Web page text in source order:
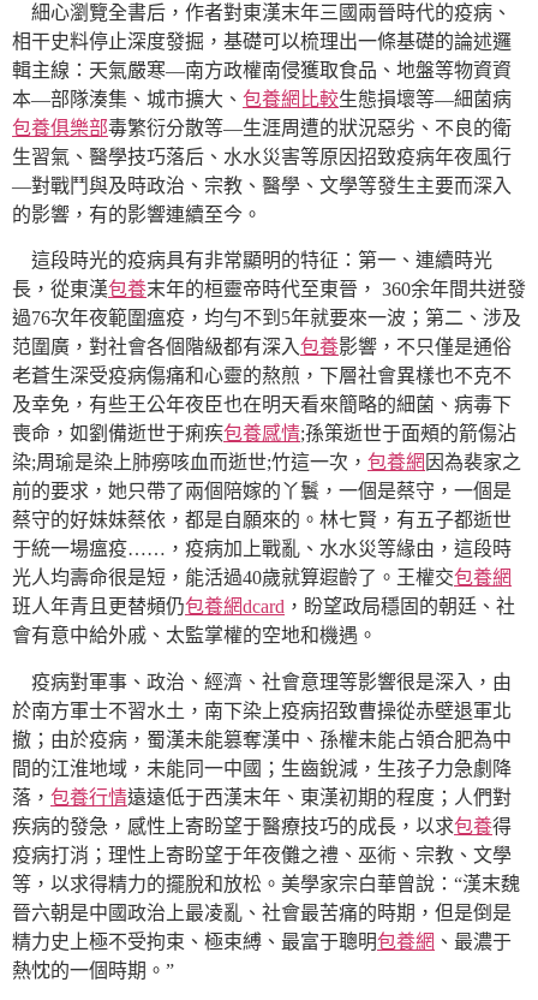
細心瀏覽全書后，作者對東漢末年三國兩晉時代的疫病、
相干史料停止深度發掘，基礎可以梳理出一條基礎的論述邏
輯主線：天氣嚴寒—南方政權南侵獲取食品、地盤等物資資
本—部隊湊集、城市擴大、 包養網比較生態損壞等—細菌病
包養俱樂部毒繁衍分散等—生涯周遭的狀況惡劣、不良的衛
生習氣、醫學技巧落后、水水災害等原因招致疫病年夜風行
—對戰鬥與及時政治、宗教、醫學、文學等發生主要而深入
的影響，有的影響連續至今。
這段時光的疫病具有非常顯明的特征：第一、連續時光
長，從東漢包養末年的桓靈帝時代至東晉， 360余年間共迸發
過76次年夜範圍瘟疫，均勻不到5年就要來一波；第二、涉及
范圍廣，對社會各個階級都有深入包養影響，不只僅是通俗
老蒼生深受疫病傷痛和心靈的熬煎，下層社會異樣也不克不
及幸免，有些王公年夜臣也在明天看來簡略的細菌、病毒下
喪命，如劉備逝世于痢疾包養感情;孫策逝世于面頰的箭傷沾
染;周瑜是染上肺癆咳血而逝世;竹這一次， 包養網 因為裴家之
前的要求，她只帶了兩個陪嫁的丫鬟，一個是蔡守，一個是
蔡守的好妹妹蔡依，都是自願來的。林七賢，有五子都逝世
于統一場瘟疫……，疫病加上戰亂、水水災等緣由，這段時
光人均壽命很是短，能活過40歲就算遐齡了。王權交包養網
班人年青且更替頻仍包養網dcard ，盼望政局穩固的朝廷、社
會有意中給外戚、太監掌權的空地和機遇。
疫病對軍事、政治、經濟、社會意理等影響很是深入，由
於南方軍士不習水土，南下染上疫病招致曹操從赤壁退軍北
撤；由於疫病，蜀漢未能篡奪漢中、孫權未能占領合肥為中
間的江淮地域，未能同一中國；生齒銳減，生孩子力急劇降
落， 包養行情遠遠低于西漢末年、東漢初期的程度；人們對
疾病的發急，感性上寄盼望于醫療技巧的成長，以求包養得
疫病打消；理性上寄盼望于年夜儺之禮、巫術、宗教、文學
等，以求得精力的擺脫和放松。美學家宗白華曾說：“漢末魏
晉六朝是中國政治上最凌亂、社會最苦痛的時期，但是倒是
精力史上極不受拘束、極束縛、最富于聰明包養網 、最濃于
熱忱的一個時期。”